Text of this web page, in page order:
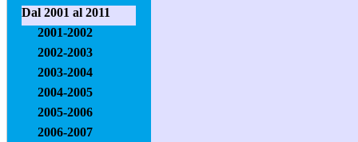
Dal 2001 al 2011
2001-2002
2002-2003
2003-2004
2004-2005
2005-2006
2006-2007